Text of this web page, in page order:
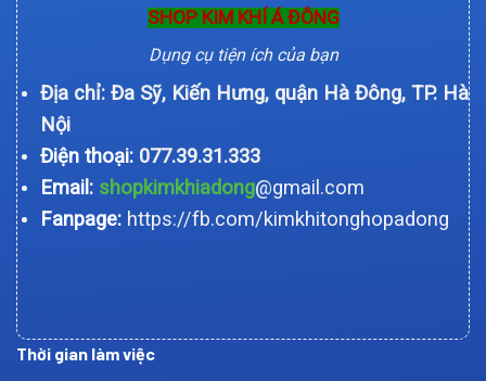
SHOP KIM KHÍ Á ĐÔNG
Dụng cụ tiện ích của bạn
Địa chỉ: Đa Sỹ, Kiến Hưng, quận Hà Đông, TP. Hà
Nội
Điện thoại: 077.39.31.333
Email:shopkimkhiadong@gmail.com
Fanpage: https://fb.com/kimkhitonghopadong
Thời gian làm việc